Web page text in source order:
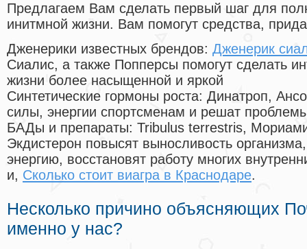
Предлагаем Вам сделать первый шаг для
инитмной жизни. Вам помогут средства,
Дженерики известных брендов: Дженерик
Сиалис, а также Попперсы помогут сделать
жизни более насыщенной и яркой
Синтетические гормоны роста: Динатроп,
силы, энергии спортсменам и решат
БАДы и препараты: Tribulus terrestris,
Экдистерон повысят выносливость
энергию, восстановят работу многих
и, Сколько стоит виагра в Краснодаре.
Несколько причино объясняющих
именно у нас?